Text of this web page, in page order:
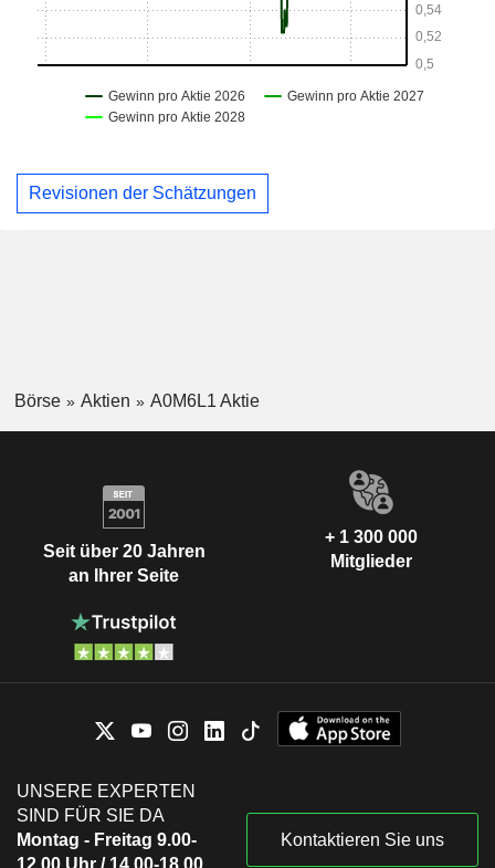
Revisionen der Schätzungen
Börse Aktien A0M6L1 Aktie
Seit über 20 Jahren
an Ihrer Seite
+ 1 300 000
Mitglieder
UNSERE EXPERTEN
SIND FÜR SIE DA
Montag - Freitag 9.00-
Kontaktieren Sie uns